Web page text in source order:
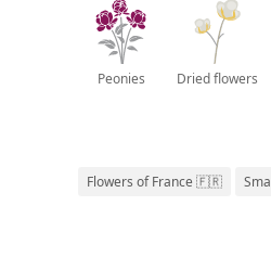
Peonies Dried flowers
Flowers of France 🇫🇷